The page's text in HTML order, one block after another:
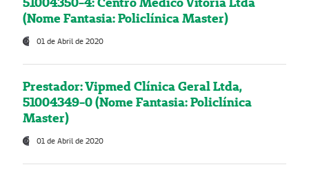
(Nome Fantasia: Policlínica Master)
01 de Abril de 2020
Prestador: Vipmed Clínica Geral Ltda,
51004349-0 (Nome Fantasia: Policlínica
Master)
01 de Abril de 2020